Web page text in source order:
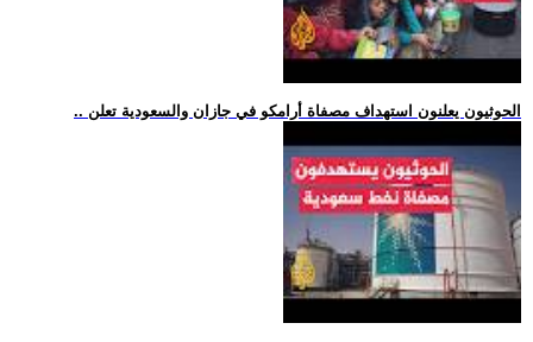
.. الحوثيون يعلنون استهداف مصفاة أرامكو في جازان والسعودية تعلن